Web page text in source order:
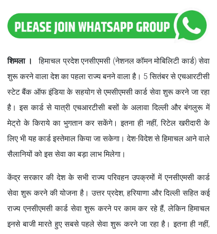
शिमला ।
हिमाचल प्रदेश एनसीएमसी (नेशनल कॉमन मोबिलिटी कार्ड) सेवा
शुरू करने वाला देश का पहला राज्य बनने वाला है। 5 सितंबर से एचआरटीसी
स्टेट बैंक ऑफ इंडिया के सहयोग से एमसीएमसी कार्ड सेवा शुरू करने जा रहा
है। इस कार्ड से यात्री एचआरटीसी बसों के अलावा दिल्ली और बंगलुरू में
मेट्रो के किराये का भुगतान कर सकेंगे। इतना ही नहीं, रिटेल खरीदारी के
लिए भी यह कार्ड इस्तेमाल किया जा सकेगा। देश-विदेश से हिमाचल आने वाले
सैलानियों को इस सेवा का बड़ा लाभ मिलेगा।
केंद्र सरकार की देश के सभी राज्य परिवहन उपक्रमों में एनसीएमसी कार्ड
सेवा शुरू करने की योजना है। उत्तर प्रदेश, हरियाणा और दिल्ली सहित कई
राज्य एनसीएमसी कार्ड सेवा शुरू करने पर काम कर रहे हैं, लेकिन हिमाचल
इनसे बाजी मारते हुए सबसे पहले सेवा शुरू करने जा रहा है। इतना ही नहीं,